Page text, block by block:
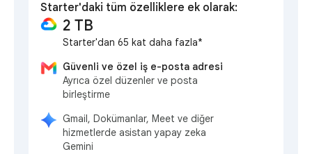
Starter'daki tüm özelliklere ek olarak:
2 TB
Starter'dan 65 kat daha fazla*
Güvenli ve özel iş e-posta adresi
Ayrıca özel düzenler ve posta
birleştirme
Gmail, Dokümanlar, Meet ve diğer
hizmetlerde asistan yapay zeka
Gemini